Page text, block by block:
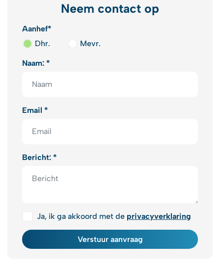
Neem contact op
Aanhef*
Dhr.
Mevr.
Naam: *
Email *
Bericht: *
Ja, ik ga akkoord met de privacyverklaring